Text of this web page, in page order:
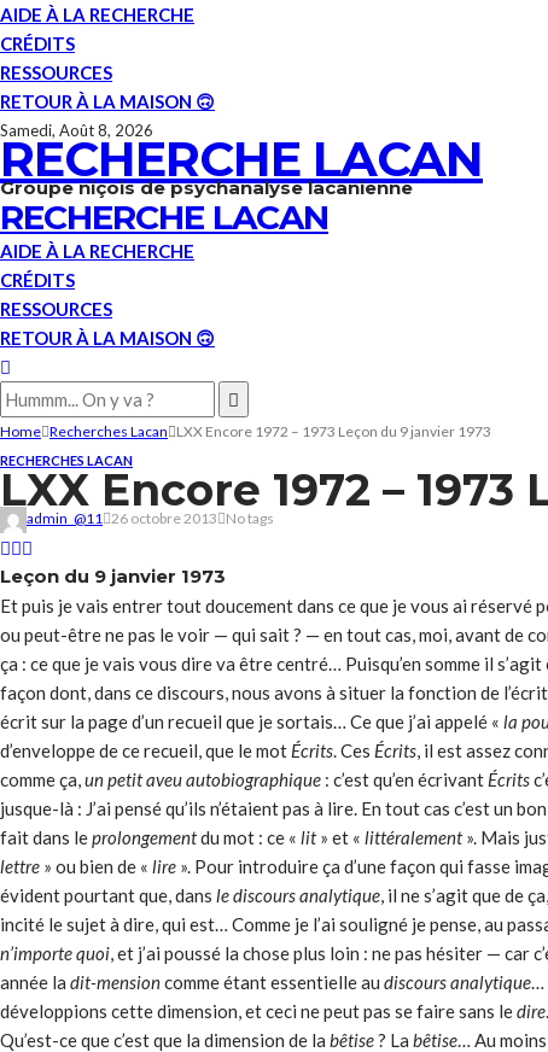
AIDE À LA RECHERCHE
CRÉDITS
RESSOURCES
RETOUR À LA MAISON 🙃
Samedi, Août 8, 2026
RECHERCHE LACAN
Groupe niçois de psychanalyse lacanienne
RECHERCHE LACAN
AIDE À LA RECHERCHE
CRÉDITS
RESSOURCES
RETOUR À LA MAISON 🙃
Home Recherches Lacan LXX Encore 1972 – 1973 Leçon du 9 janvier 1973
RECHERCHES LACAN
LXX Encore 1972 –
admin_@11 26 octobre 2013 No tags
Leçon du 9 janvier 1973
Et puis je vais entrer tout doucement dans ce que je vous ai réservé
ou peut-être ne pas le voir — qui sait ? — en tout cas, moi, avant de
ça : ce que je vais vous dire va être centré… Puisqu’en somme il
façon dont, dans ce discours, nous avons à situer la fonction de
écrit sur la page d’un recueil que je sortais… Ce que j’ai appelé « la
d’enveloppe de ce recueil, que le mot Écrits. Ces Écrits, il est assez
comme ça,un petit aveu autobiographique : c’est qu’en écrivant Écrits
jusque-là : J’ai pensé qu’ils n’étaient pas à lire. En tout cas c’est un
fait dans leprolongementdu mot : ce « lit» et « littéralement». Mais
lettre » ou bien de « lire ». Pour introduire ça d’une façon qui fasse
évident pourtant que, dans le discours analytique, il ne s’agit que de
incité le sujet à dire, qui est… Comme je l’ai souligné je pense, au
n’importe quoi, et j’ai poussé la chose plus loin : ne pas hésiter —
année la dit-mensioncomme étant essentielle au discours analytique…
développions cette dimension, et ceci ne peut pas se faire sans ledire.
Qu’est-ce que c’est que la dimension de la bêtise? La bêtise… Au